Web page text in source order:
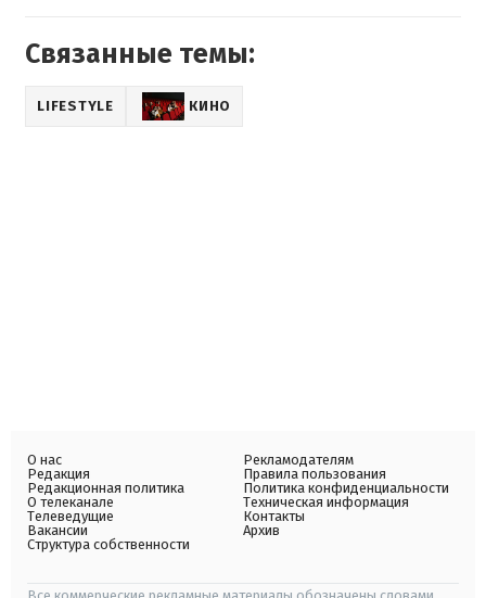
Связанные темы:
LIFESTYLE КИНО
О нас
Редакция
Редакционная политика
О телеканале
Телеведущие
Вакансии
Структура собственности
Рекламодателям
Правила пользования
Политика конфиденциальности
Техническая информация
Контакты
Архив